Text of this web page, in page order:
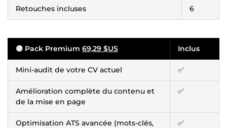
Retouches incluses 6
🟣 Pack Premium 69,29 $US Inclus
Mini-audit de votre CV actuel ✅
Amélioration complète du contenu et
de la mise en page
✅
Optimisation ATS avancée (mots-clés,
✅